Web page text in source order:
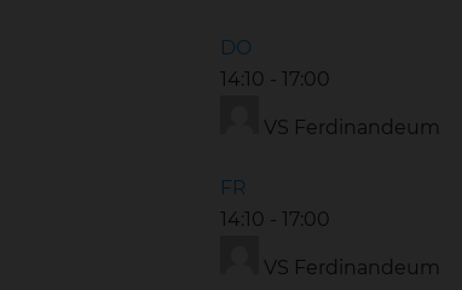
DO
14:10 - 17:00
VS Ferdinandeum
FR
14:10 - 17:00
VS Ferdinandeum